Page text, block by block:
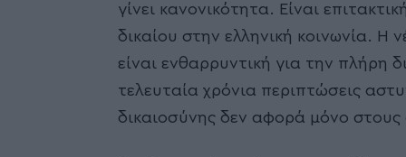
γίνει κανονικότητα. Είναι
δικαίου στην ελληνική κοινωνία.
είναι ενθαρρυντική για την πλήρη
τελευταία χρόνια περιπτώσεις
δικαιοσύνης δεν αφορά μόνο στους